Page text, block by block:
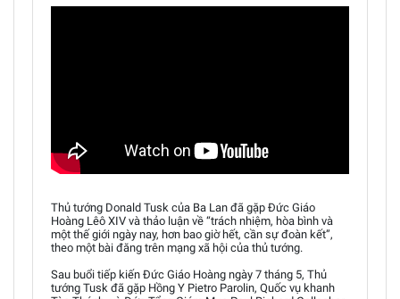
Thủ tướng Donald Tusk của Ba Lan đã gặp Đức Giáo
Hoàng Lêô XIV và thảo luận về “trách nhiệm, hòa bình và
một thế giới ngày nay, hơn bao giờ hết, cần sự đoàn kết”,
theo một bài đăng trên mạng xã hội của thủ tướng.
Sau buổi tiếp kiến Đức Giáo Hoàng ngày 7 tháng 5, Thủ
tướng Tusk đã gặp Hồng Y Pietro Parolin, Quốc vụ khanh